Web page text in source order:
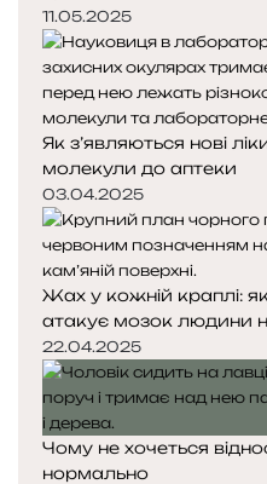
11.05.2025
Як з’являються нові
молекули до аптеки
03.04.2025
Жах у кожній краплі:
атакує мозок людини
22.04.2025
Чому не хочеться
нормально